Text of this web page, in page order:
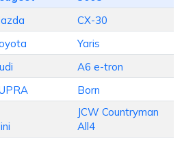
CX-30
Yaris
A6 e-tron
Born
JCW Countryman
All4